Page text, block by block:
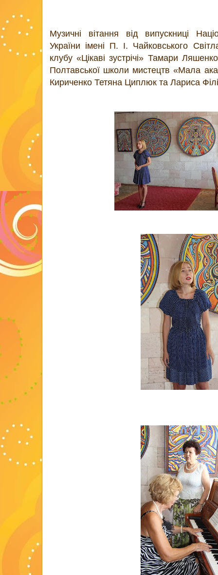
Музичні вітання від випускниці
України імені П. І. Чайковського
клубу «Цікаві зустрічі» Тамари
Полтавської школи мистецтв «Мала
Кириченко Тетяна Циплюк та Лариса